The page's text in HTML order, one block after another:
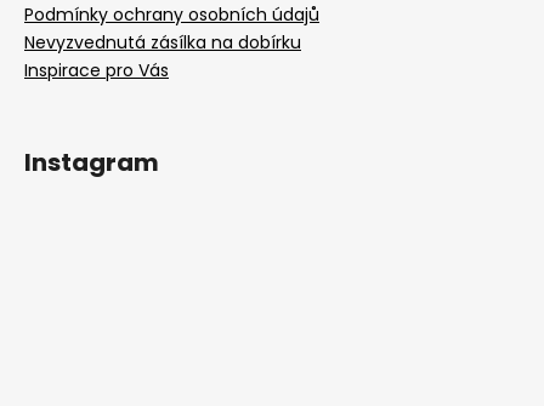
Podmínky ochrany osobních údajů
Nevyzvednutá zásílka na dobírku
Inspirace pro Vás
Instagram